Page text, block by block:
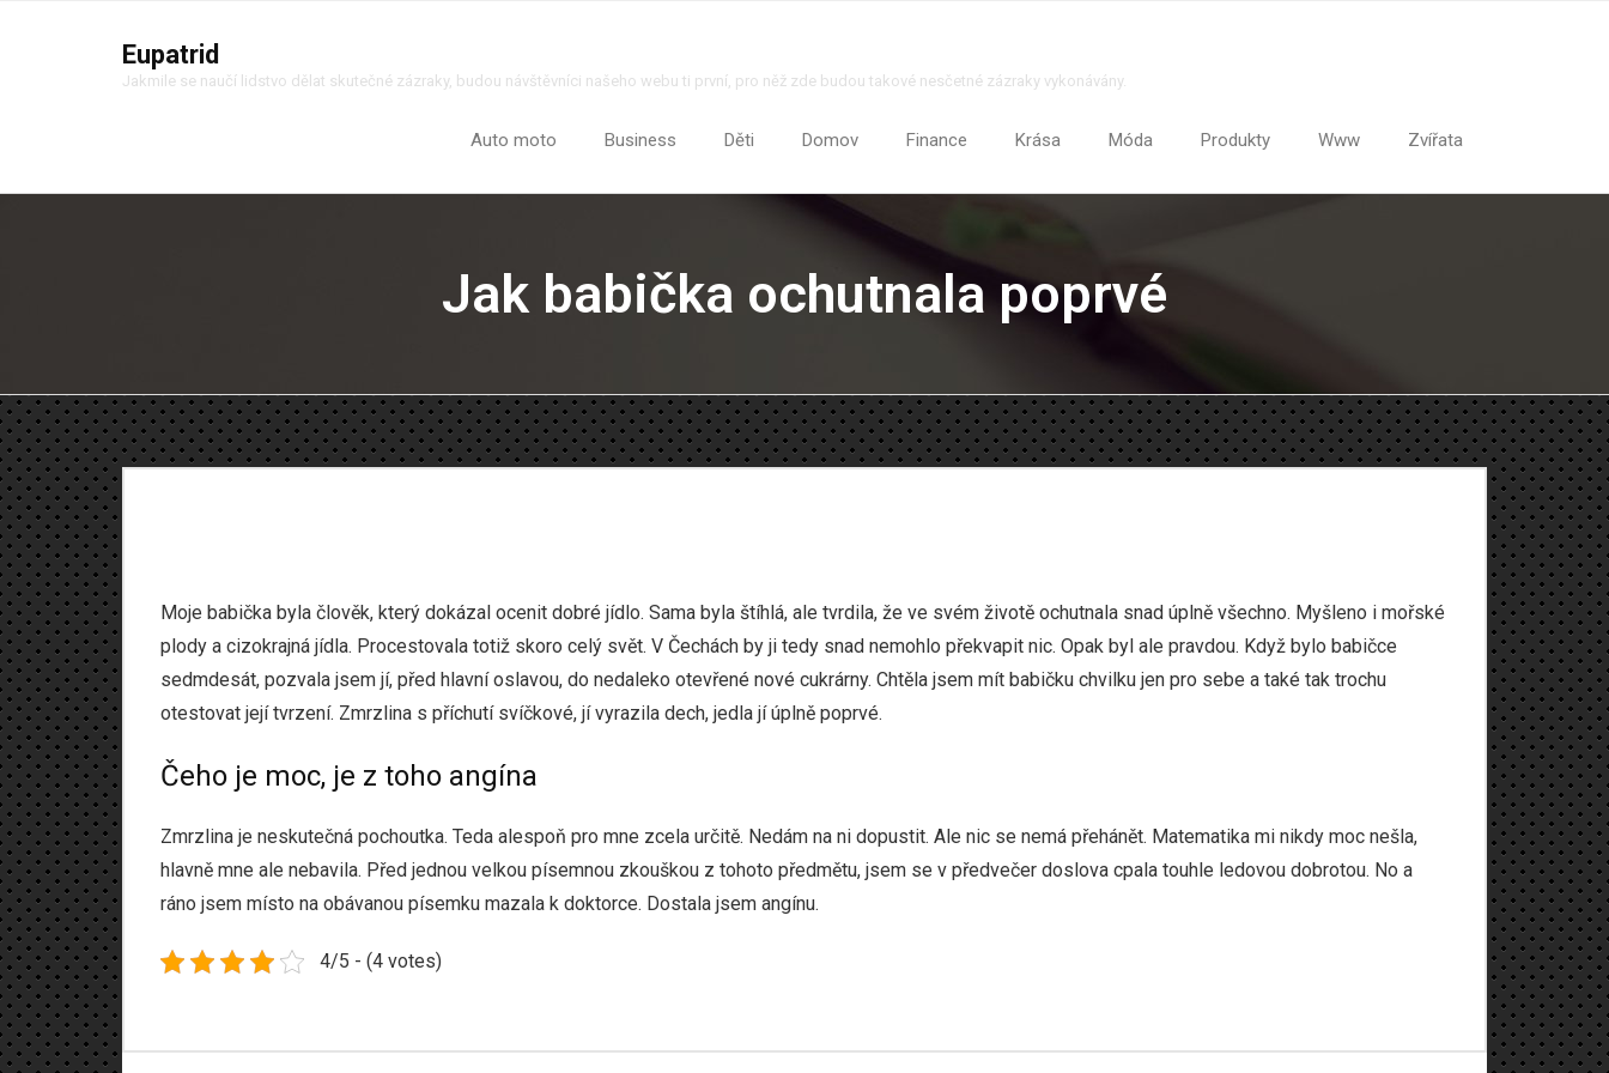
Eupatrid
Jakmile se naučí lidstvo dělat skutečné zázraky, budou návštěvníci našeho webu ti první, pro něž zde budou takové nesčetné zázraky vykonávány.
Auto moto Business Děti Domov Finance Krása Móda Produkty Www Zvířata
Jak babička ochutnala poprvé
Moje babička byla člověk, který dokázal ocenit dobré jídlo. Sama byla štíhlá, ale tvrdila, že ve svém životě ochutnala snad úplně všechno. Myšleno i mořské
plody a cizokrajná jídla. Procestovala totiž skoro celý svět. V Čechách by ji tedy snad nemohlo překvapit nic. Opak byl ale pravdou. Když bylo babičce
sedmdesát, pozvala jsem jí, před hlavní oslavou, do nedaleko otevřené nové cukrárny. Chtěla jsem mít babičku chvilku jen pro sebe a také tak trochu
otestovat její tvrzení. Zmrzlina s příchutí svíčkové, jí vyrazila dech, jedla jí úplně poprvé.
Čeho je moc, je z toho angína
Zmrzlina je neskutečná pochoutka. Teda alespoň pro mne zcela určitě. Nedám na ni dopustit. Ale nic se nemá přehánět. Matematika mi nikdy moc nešla,
hlavně mne ale nebavila. Před jednou velkou písemnou zkouškou z tohoto předmětu, jsem se v předvečer doslova cpala touhle ledovou dobrotou. No a
ráno jsem místo na obávanou písemku mazala k doktorce. Dostala jsem angínu.
4/5 - (4 votes)